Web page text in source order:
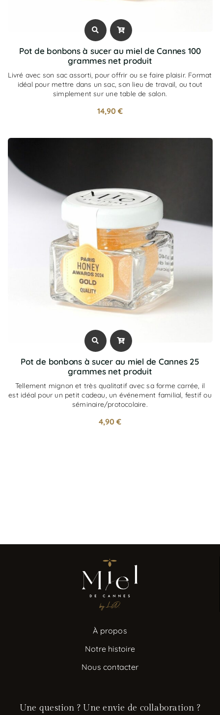
Pot de bonbons à sucer au miel de Cannes 100
grammes net produit
Livré avec son sac assorti, pour offrir ou se faire plaisir. Format
idéal pour mettre dans un sac, son lieu de travail, ou tout
simplement sur une table de salon.
14,90 €
Pot de bonbons à sucer au miel de Cannes 25
grammes net produit
Tellement mignon et très qualitatif avec sa forme carrée, il
est idéal pour un petit cadeau, un événement familial, festif ou
séminaire/protocolaire.
4,90 €
À propos
Notre histoire
Nous contacter
Une question ? Une envie de collaboration ?